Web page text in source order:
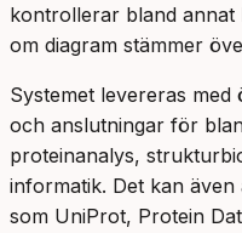
kontrollerar bland
om diagram stämmer
Systemet levereras
och anslutningar för
proteinanalys,
informatik. Det kan
som UniProt, Protein